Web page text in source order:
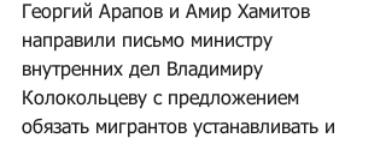
Георгий Арапов и Амир Хамитов
направили письмо министру
внутренних дел Владимиру
Колокольцеву с предложением
обязать мигрантов устанавливать и